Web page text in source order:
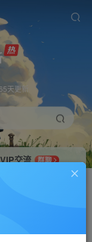
天更新
VIP交流
群聊
研究探讨更多创业项目路子。